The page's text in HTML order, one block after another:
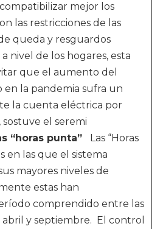
mejor los
las restricciones de las
queda y resguardos
nivel de los hogares, esta
que el aumento del
en la pandemia sufra un
la cuenta eléctrica por
sostuve el seremi
“horas punta”
Las “Horas
en las que el sistema
mayores niveles de
estas han
comprendido entre las
abril y septiembre. El control